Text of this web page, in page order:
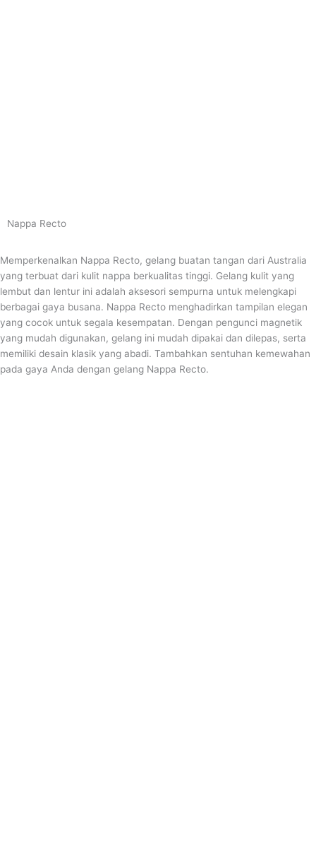
Nappa Recto
Memperkenalkan Nappa Recto, gelang buatan tangan dari Australia
yang terbuat dari kulit nappa berkualitas tinggi. Gelang kulit yang
lembut dan lentur ini adalah aksesori sempurna untuk melengkapi
berbagai gaya busana. Nappa Recto menghadirkan tampilan elegan
yang cocok untuk segala kesempatan. Dengan pengunci magnetik
yang mudah digunakan, gelang ini mudah dipakai dan dilepas, serta
memiliki desain klasik yang abadi. Tambahkan sentuhan kemewahan
pada gaya Anda dengan gelang Nappa Recto.